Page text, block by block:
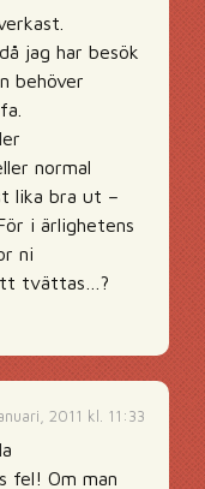
jag har besök
behöver
normal
lika bra ut –
i ärlighetens
ni
tvättas…?
2011 kl. 11:33
fel! Om man